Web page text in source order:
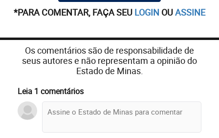
*PARA COMENTAR, FAÇA SEU LOGIN OUASSINE
Os comentários são de responsabilidade de
seus autores e não representam a opinião do
Estado de Minas.
Leia 1 comentários